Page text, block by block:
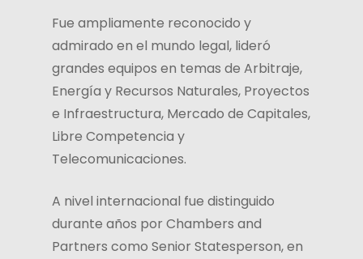
Fue ampliamente reconocido y
admirado en el mundo legal, lideró
grandes equipos en temas de Arbitraje,
Energía y Recursos Naturales, Proyectos
e Infraestructura, Mercado de Capitales,
Libre Competencia y
Telecomunicaciones.
A nivel internacional fue distinguido
durante años por Chambers and
Partners como Senior Statesperson, en